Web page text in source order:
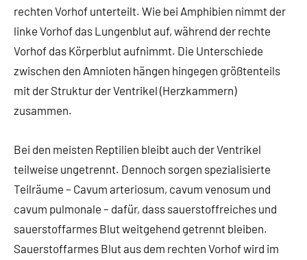
rechten Vorhof unterteilt. Wie bei Amphibien nimmt der
linke Vorhof das Lungenblut auf, während der rechte
Vorhof das Körperblut aufnimmt. Die Unterschiede
zwischen den Amnioten hängen hingegen größtenteils
mit der Struktur der Ventrikel (Herzkammern)
zusammen.
Bei den meisten Reptilien bleibt auch der Ventrikel
teilweise ungetrennt. Dennoch sorgen spezialisierte
Teilräume – Cavum arteriosum, cavum venosum und
cavum pulmonale – dafür, dass sauerstoffreiches und
sauerstoffarmes Blut weitgehend getrennt bleiben.
Sauerstoffarmes Blut aus dem rechten Vorhof wird im